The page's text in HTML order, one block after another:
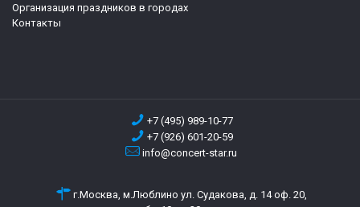
Организация праздников в городах
Контакты
+7 (495) 989-10-77
+7 (926) 601-20-59
info@concert-star.ru
г.Москва, м.Люблино ул. Судакова, д. 14 оф. 20,